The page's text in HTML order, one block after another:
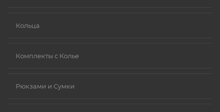
Кольца
Комплекты с Колье
Рюкзами и Сумки